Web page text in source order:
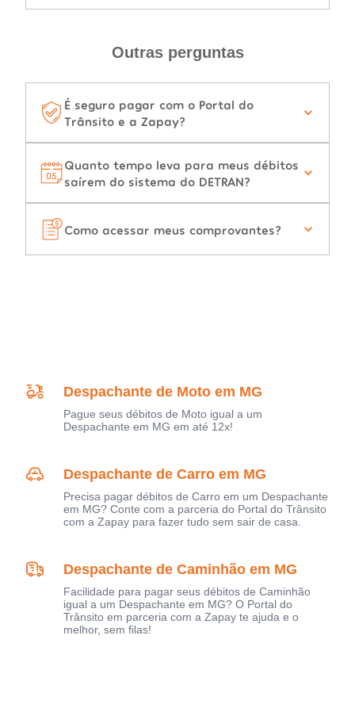
Outras perguntas
É seguro pagar com o Portal do
Trânsito e a Zapay?
Quanto tempo leva para meus débitos
saírem do sistema do DETRAN?
Como acessar meus comprovantes?
Despachante de Moto em MG
Pague seus débitos de Moto igual a um
Despachante em MG em até 12x!
Despachante de Carro em MG
Precisa pagar débitos de Carro em um Despachante
em MG? Conte com a parceria do Portal do Trânsito
com a Zapay para fazer tudo sem sair de casa.
Despachante de Caminhão em MG
Facilidade para pagar seus débitos de Caminhão
igual a um Despachante em MG? O Portal do
Trânsito em parceria com a Zapay te ajuda e o
melhor, sem filas!